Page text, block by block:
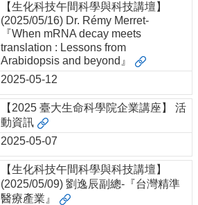
【生化科技午間科學與科技講壇】
(2025/05/16) Dr. Rémy Merret-
『When mRNA decay meets
translation : Lessons from
Arabidopsis and beyond』
2025-05-12
【2025 臺大生命科學院企業講座】 活
動資訊
2025-05-07
【生化科技午間科學與科技講壇】
(2025/05/09) 劉逸辰副總-『台灣精準
醫療產業』